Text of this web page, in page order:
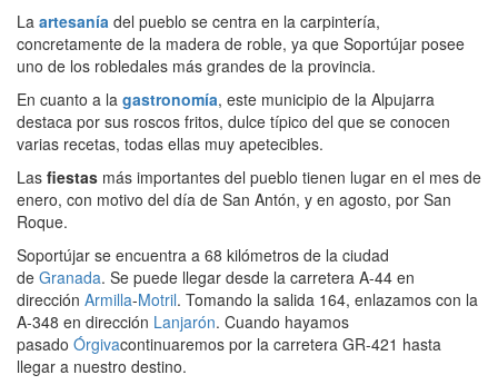
La artesanía del pueblo se centra en la carpintería,
concretamente de la madera de roble, ya que Soportújar posee
uno de los robledales más grandes de la provincia.
En cuanto a la gastronomía, este municipio de la Alpujarra
destaca por sus roscos fritos, dulce típico del que se conocen
varias recetas, todas ellas muy apetecibles.
Las fiestas más importantes del pueblo tienen lugar en el mes de
enero, con motivo del día de San Antón, y en agosto, por San
Roque.
Soportújar se encuentra a 68 kilómetros de la ciudad
de Granada. Se puede llegar desde la carretera A-44 en
dirección Armilla-Motril. Tomando la salida 164, enlazamos con la
A-348 en dirección Lanjarón. Cuando hayamos
pasado Órgivacontinuaremos por la carretera GR-421 hasta
llegar a nuestro destino.